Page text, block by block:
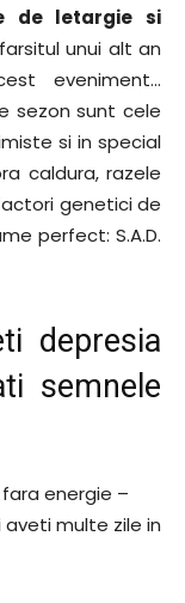
de letargie si
unui alt an
eveniment…
sezon sunt cele
si in special
caldura, razele
genetici de
perfect: S.A.D.
depresia
semnele
energie –
multe zile in